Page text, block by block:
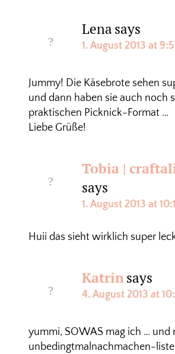
Lenasays
1. August 2013 at
Jummy! Die Käsebrote sehen
und dann haben sie auch noch
praktischen Picknick-Format …
Liebe Grüße!
Tobia |
says
1. August 2013 at
Huii das sieht wirklich super
Katrinsays
4. August 2013 at
yummi, SOWAS mag ich … und
unbedingtmalnachmachen-